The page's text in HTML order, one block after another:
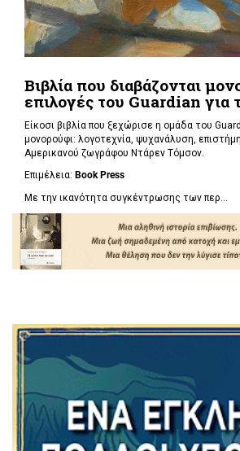
Βιβλία που διαβάζονται
επιλογές του Guardian για
Είκοσι βιβλία που ξεχώρισε η ομάδα του
μονορούφι: λογοτεχνία, ψυχανάλυση,
Αμερικανού ζωγράφου Ντάρεν Τόμσον.
Επιμέλεια: Book Press
Με την ικανότητα συγκέντρωσης των περ...